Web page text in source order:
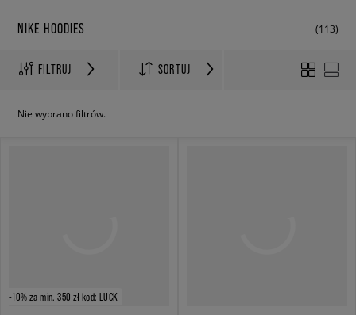
NIKE HOODIES (113)
FILTRUJ SORTUJ
Nie wybrano filtrów.
-10% za min. 350 zł kod: LUCK